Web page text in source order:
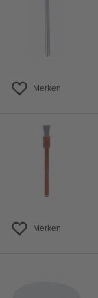
Merken
Merken